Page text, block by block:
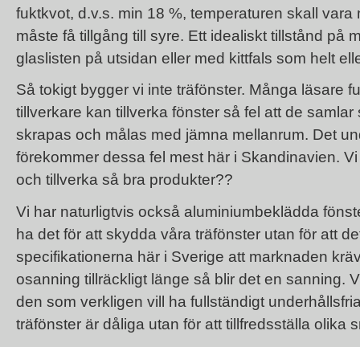
fuktkvot, d.v.s. min 18 %, temperaturen skall
måste få tillgång till syre. Ett idealiskt tillstånd på
glaslisten på utsidan eller med kittfals som helt
Så tokigt bygger vi inte träfönster. Många läsare
tillverkare kan tillverka fönster så fel att de
skrapas och målas med jämna mellanrum. Det
förekommer dessa fel mest här i Skandinavien.
och tillverka så bra produkter??
Vi har naturligtvis också aluminiumbeklädda
ha det för att skydda våra träfönster utan för att
specifikationerna här i Sverige att marknaden
osanning tillräckligt länge så blir det en sanning.
den som verkligen vill ha fullständigt
träfönster är dåliga utan för att tillfredsställa olika